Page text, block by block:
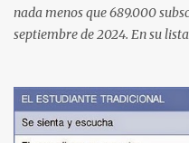
nada menos que 689.000
septiembre de 2024. En su
de Anastasia G . con 224.000
septiembre de 2024.